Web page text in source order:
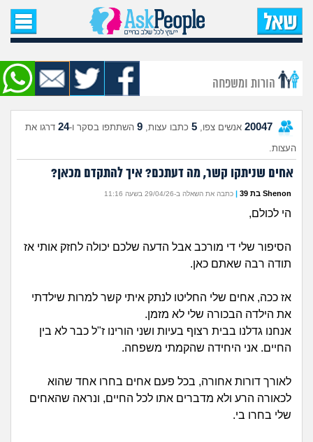
עמוד הבית
שאל שאלה
שאלות חדשות
שאלות שעוררו עניין
עצות חדשות
מתחם הטיפים
היריון ולידה
הורות ומשפחה
חיפוש שאלות
הרשמה
הורות ומשפחה
20047 אנשים צפו, 5 כתבו עצות, 9 השתתפו בסקר ו-24 דרגו את
העצות.
אחים שניתקו קשר, מה דעתכם? איך להתקדם מכאן?
Shenon בת 39 | כתבה את השאלה ב-29/04/26 בשעה 11:16
הי לכולם,
הסיפור שלי די מורכב אבל הדעה שלכם יכולה לחזק אותי אז
תודה רבה שאתם כאן.
אז ככה, אחים שלי החליטו לנתק איתי קשר למרות שילדתי
את הילדה הבכורה שלי לא מזמן.
אנחנו גדלנו בבית רצוף בעיות ושני הורינו ז"ל כבר לא בין
החיים. אני היחידה שהקמתי משפחה.
לאורך דורות אחורה, בכל פעם אחים בחרו אחד שהוא
לכאורה הרע ולא מדברים אתו לכל החיים, ונראה שהאחים
שלי בחרו בי.